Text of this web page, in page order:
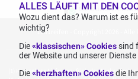
100 % sicherer
1001reifen - Copyright 2026 - Alle
Kostenlose Lieferung: für jeden Einkauf mit
ALLES LÄUFT MIT DEN
Wozu dient das? Warum ist es
wichtig?
Die«klassischen» Cookiessind
der Website und unserer
Die«herzhaften» Cookies die